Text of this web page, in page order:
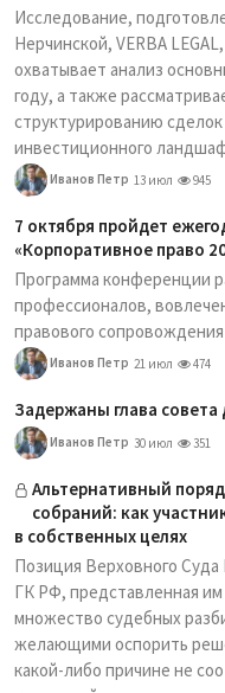
Исследование,
Нерчинской, VERBA
охватывает анализ
году, а также
структурированию
инвестиционного
Иванов Петр 13 июл 945
7 октября пройдет
«Корпоративное право
Программа конференции
профессионалов,
правового
Иванов Петр 21 июл 474
Задержаны глава
Иванов Петр 30 июл 351
Альтернативный
собраний: как
в собственных целях
Позиция Верховного Суда
ГК РФ, представленная
множество судебных
желающими оспорить
какой-либо причине не